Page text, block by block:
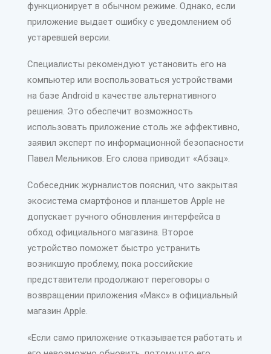
функционирует в обычном режиме. Однако, если
приложение выдает ошибку с уведомлением об
устаревшей версии.
Специалисты рекомендуют установить его на
компьютер или воспользоваться устройствами
на базе Android в качестве альтернативного
решения. Это обеспечит возможность
использовать приложение столь же эффективно,
заявил эксперт по информационной безопасности
Павел Мельников. Его слова приводит «Абзац».
Собеседник журналистов пояснил, что закрытая
экосистема смартфонов и планшетов Apple не
допускает ручного обновления интерфейса в
обход официального магазина. Второе
устройство поможет быстро устранить
возникшую проблему, пока российские
представители продолжают переговоры о
возвращении приложения «Макс» в официальный
магазин Apple.
«Если само приложение отказывается работать и